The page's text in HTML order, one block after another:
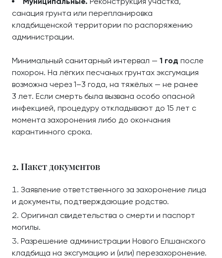
санация грунта или перепланировка
кладбищенской территории по распоряжению
администрации.
Минимальный санитарный интервал — 1 год после
похорон. На лёгких песчаных грунтах эксгумация
возможна через 1–3 года, на тяжёлых — не ранее
3 лет. Если смерть была вызвана особо опасной
инфекцией, процедуру откладывают до 15 лет с
момента захоронения либо до окончания
карантинного срока.
2. Пакет документов
Заявление ответственного за захоронение лица
и документы, подтверждающие родство.
Оригинал свидетельства о смерти и паспорт
могилы.
Разрешение администрации Нового Елшанского
кладбища на эксгумацию и (или) перезахоронение.